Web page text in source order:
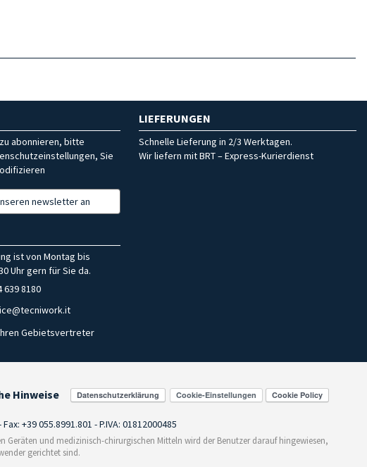
abonnieren, bitte
Sie
newsletter an
LIEFERUNGEN
Schnelle Lieferung in 2/3 Werktagen.
Wir liefern mit BRT – Express-Kurierdienst
ist von Montag bis
Uhr gern für Sie da.
639 8180
Gebietsvertreter
Hinweise Cookie-Einstellungen
+39 055.8991.801 - P.IVA: 01812000485
und medizinisch-chirurgischen Mitteln wird der Benutzer darauf hingewiesen,
gerichtet sind.